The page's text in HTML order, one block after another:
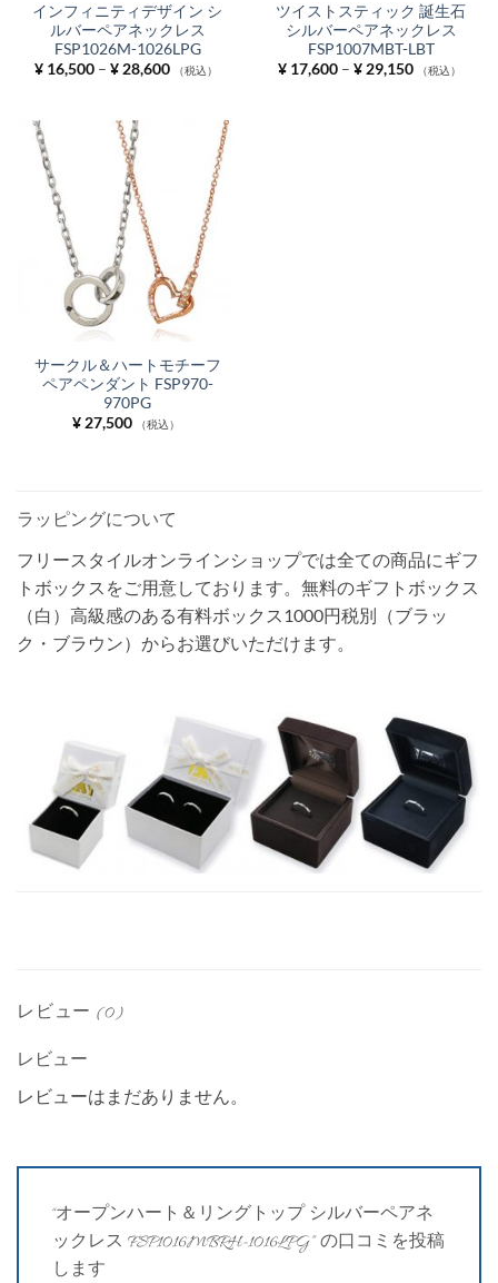
インフィニティデザイン シ
ルバーペアネックレス
FSP1026M-1026LPG
¥16,500 – ¥28,600価
格
¥ 28,600
（税込）
ツイストスティック 誕生石
シルバーペアネックレス
FSP1007MBT-LBT
¥17,600 – ¥29,150価
格
（税込）
サークル＆ハートモチーフ
ペアペンダント FSP970-
970PG
¥27,500 （税込）
ラッピングについて
フリースタイルオンラインショップでは全ての商品にギフ
トボックスをご用意しております。無料のギフトボックス
（白）高級感のある有料ボックス1000円税別（ブラッ
ク・ブラウン）からお選びいただけます。
レビュー (0)
レビュー
レビューはまだありません。
“オープンハート＆リングトップ シルバーペアネ
ックレス FSP1016MBRH-1016LPG” の口コミを投稿
します